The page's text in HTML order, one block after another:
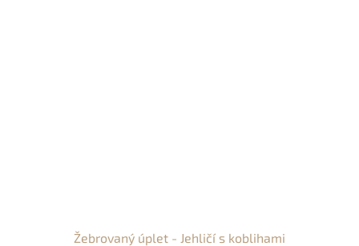
Žebrovaný úplet - Jehličí s koblihami